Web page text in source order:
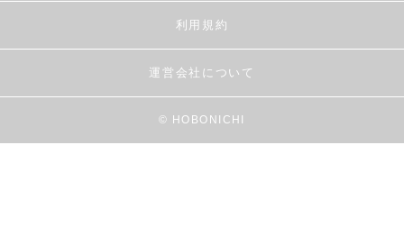
利用規約
運営会社について
© HOBONICHI